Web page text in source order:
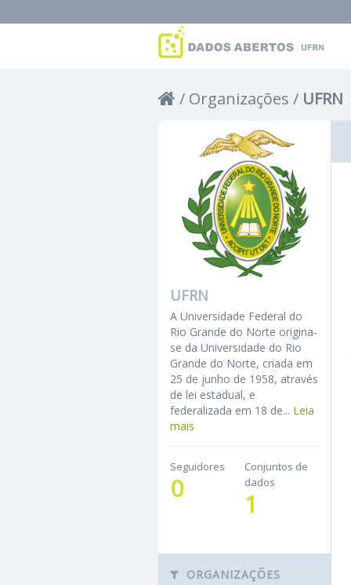
Organizações UFRN
UFRN
A Universidade Federal do
Rio Grande do Norte origina-
se da Universidade do Rio
Grande do Norte, criada em
25 de junho de 1958, através
de lei estadual, e
federalizada em 18 de... Leia
mais
Seguidores
0
Conjuntos de
dados
1
ORGANIZAÇÕES